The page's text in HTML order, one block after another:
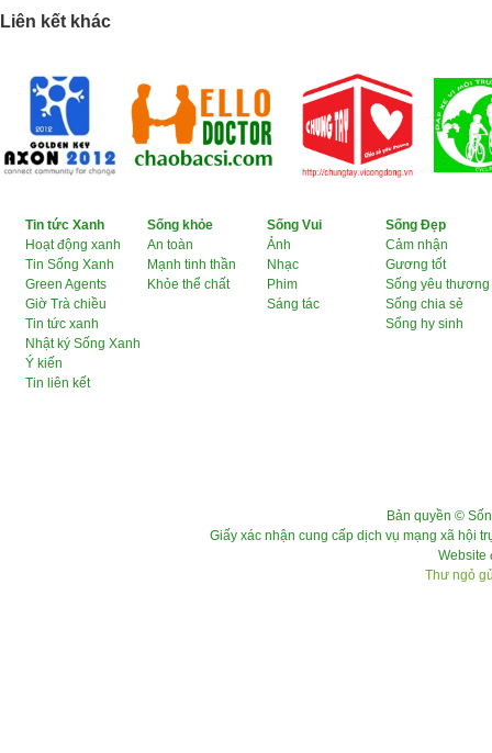
Liên kết khác
Tin tức Xanh
Hoạt động xanh
Tin Sống Xanh
Green Agents
Giờ Trà chiều
Tin tức xanh
Nhật ký Sống Xanh
Ý kiến
Tin liên kết
Sống khỏe
An toàn
Mạnh tinh thần
Khỏe thể chất
Sống Vui
Ảnh
Nhạc
Phim
Sáng tác
Sống Đẹp
Cảm nhận
Gương tốt
Sống yêu thương
Sống chia sẻ
Sống hy sinh
Bản quyền ©
Giấy xác nhận cung cấp dịch vụ mạng xã hội
Website
Thư ngỏ